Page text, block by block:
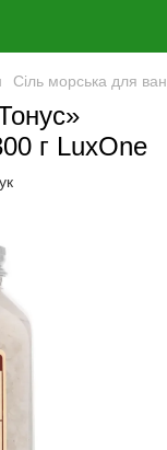
Сіль морська для
г LuxOne